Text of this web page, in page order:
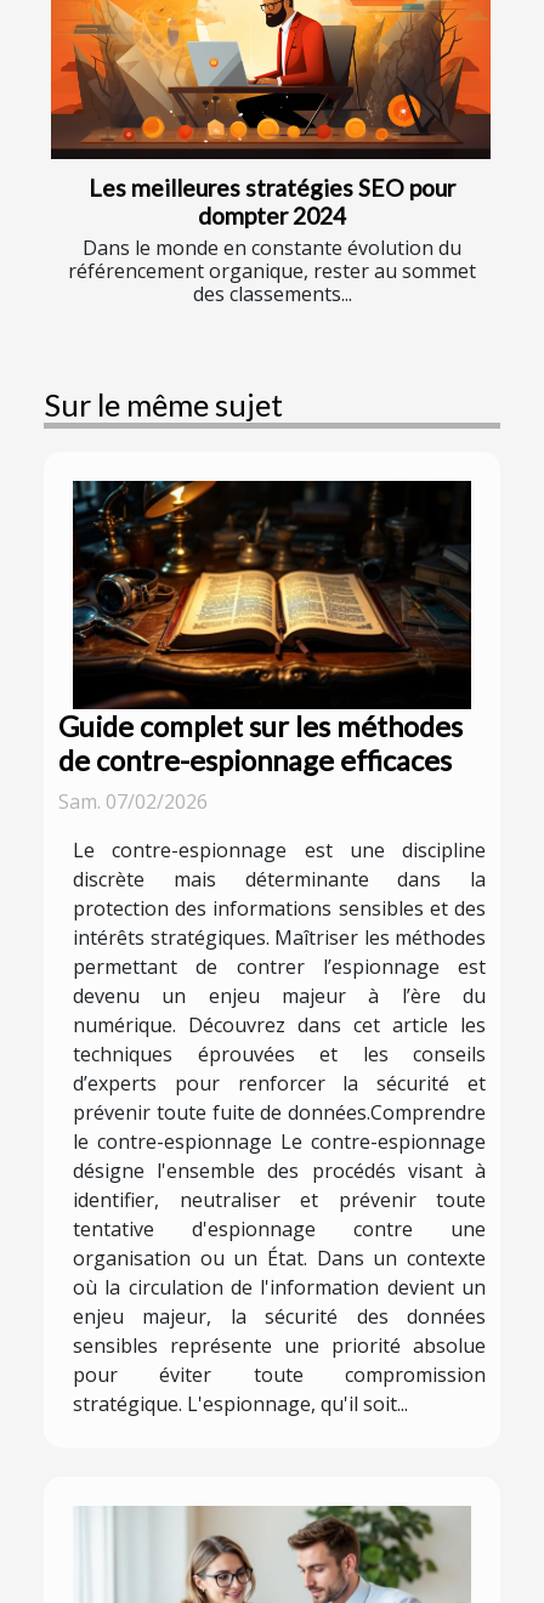
Les meilleures stratégies SEO pour
dompter 2024
Dans le monde en constante évolution du
référencement organique, rester au sommet
des classements...
Sur le même sujet
Guide complet sur les méthodes
de contre-espionnage efficaces
Sam. 07/02/2026
Le contre-espionnage est une discipline
discrète mais déterminante dans la
protection des informations sensibles et des
intérêts stratégiques. Maîtriser les méthodes
permettant de contrer l’espionnage est
devenu un enjeu majeur à l’ère du
numérique. Découvrez dans cet article les
techniques éprouvées et les conseils
d’experts pour renforcer la sécurité et
prévenir toute fuite de données.Comprendre
le contre-espionnage Le contre-espionnage
désigne l'ensemble des procédés visant à
identifier, neutraliser et prévenir toute
tentative d'espionnage contre une
organisation ou un État. Dans un contexte
où la circulation de l'information devient un
enjeu majeur, la sécurité des données
sensibles représente une priorité absolue
pour éviter toute compromission
stratégique. L'espionnage, qu'il soit...